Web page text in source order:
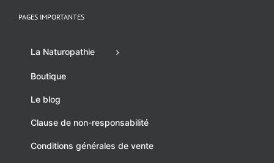
PAGES IMPORTANTES
La Naturopathie
Boutique
Le blog
Clause de non-responsabilité
Conditions générales de vente